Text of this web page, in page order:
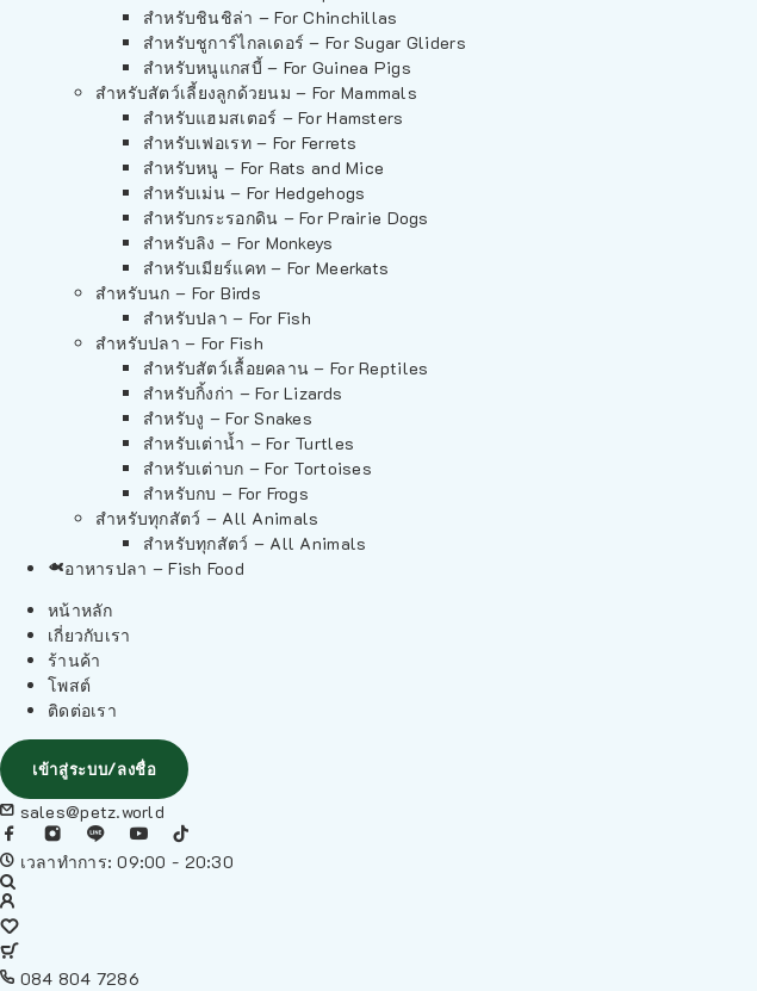
สำหรับชินชิล่า – For Chinchillas
สำหรับชูการ์ไกลเดอร์ – For Sugar Gliders
สำหรับหนูแกสบี้ – For Guinea Pigs
สำหรับสัตว์เลี้ยงลูกด้วยนม – For Mammals
สำหรับแฮมสเตอร์ – For Hamsters
สำหรับเฟอเรท – For Ferrets
สำหรับหนู – For Rats and Mice
สำหรับเม่น – For Hedgehogs
สำหรับกระรอกดิน – For Prairie Dogs
สำหรับลิง – For Monkeys
สำหรับเมียร์แคท – For Meerkats
สำหรับนก – For Birds
สำหรับปลา – For Fish
สำหรับปลา – For Fish
สำหรับสัตว์เลื้อยคลาน – For Reptiles
สำหรับกิ้งก่า – For Lizards
สำหรับงู – For Snakes
สำหรับเต่าน้ำ – For Turtles
สำหรับเต่าบก – For Tortoises
สำหรับกบ – For Frogs
สำหรับทุกสัตว์ – All Animals
สำหรับทุกสัตว์ – All Animals
อาหารปลา – Fish Food
หน้าหลัก
เกี่ยวกับเรา
ร้านค้า
โพสต์
ติดต่อเรา
เข้าสู่ระบบ/ลงชื่อ
sales@petz.world
เวลาทำการ: 09:00 - 20:30
084 804 7286